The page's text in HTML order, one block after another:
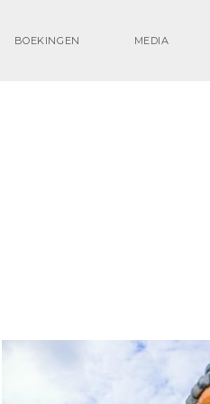
BOEKINGEN MEDIA